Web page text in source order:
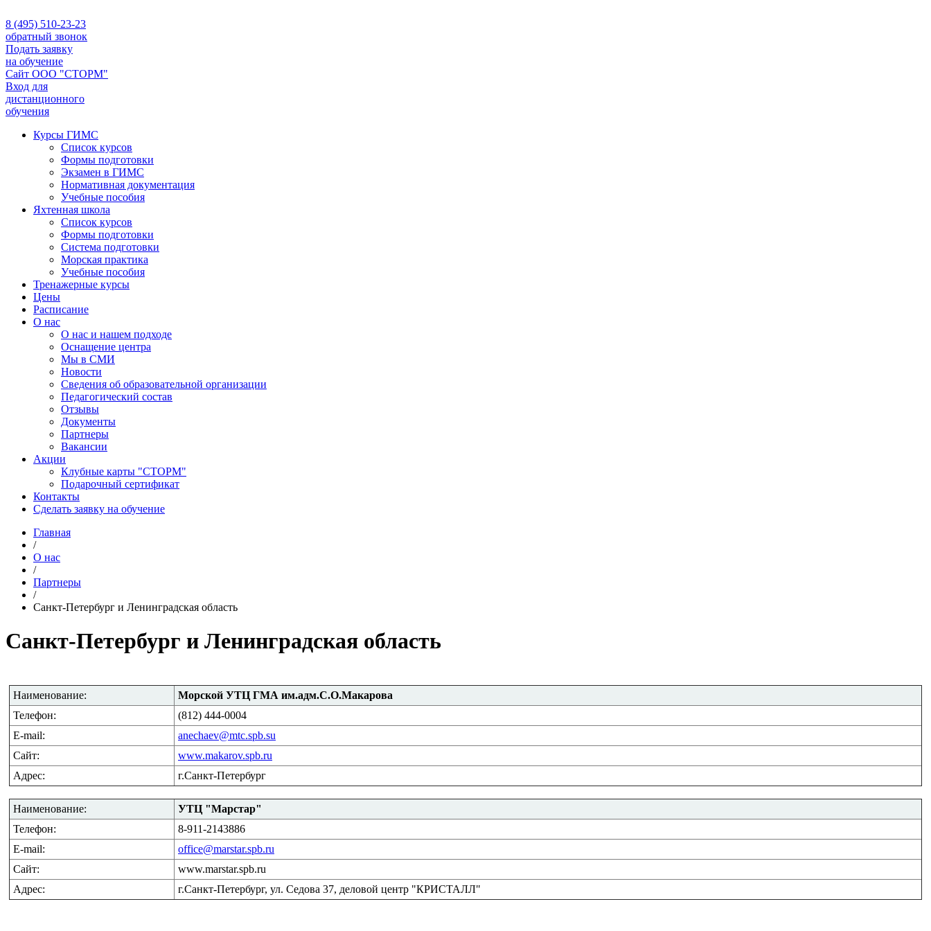
8 (495) 510-23-23
обратный звонок
Подать заявку
на обучение
Сайт ООО "СТОРМ"
Вход для
дистанционного
обучения
Курсы ГИМС
Список курсов
Формы подготовки
Экзамен в ГИМС
Нормативная документация
Учебные пособия
Яхтенная школа
Список курсов
Формы подготовки
Cистема подготовки
Морская практика
Учебные пособия
Тренажерные курсы
Цены
Расписание
О нас
О нас и нашем подходе
Оснащение центра
Мы в СМИ
Новости
Сведения об образовательной организации
Педагогический состав
Отзывы
Документы
Партнеры
Вакансии
Акции
Клубные карты "СТОРМ"
Подарочный сертификат
Контакты
Сделать заявку на обучение
Главная
/
О нас
/
Партнеры
/
Санкт-Петербург и Ленинградская область
Санкт-Петербург и Ленинградская область
Наименование:
Морской УТЦ ГМА им.адм.С.О.Макарова
Телефон:
(812) 444-0004
E-mail:
anechaev@mtc.spb.su
Сайт:
www.makarov.spb.ru
Адрес: г.Санкт-Петербург
Наименование:
УТЦ "Марстар"
Телефон: 8-911-2143886
E-mail:
office@marstar.spb.ru
Сайт:
www.marstar.spb.ru
Адрес: г.Санкт-Петербург, ул. Седова 37, деловой центр "КРИСТАЛЛ"